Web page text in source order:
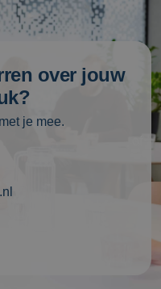
over jouw
je mee.